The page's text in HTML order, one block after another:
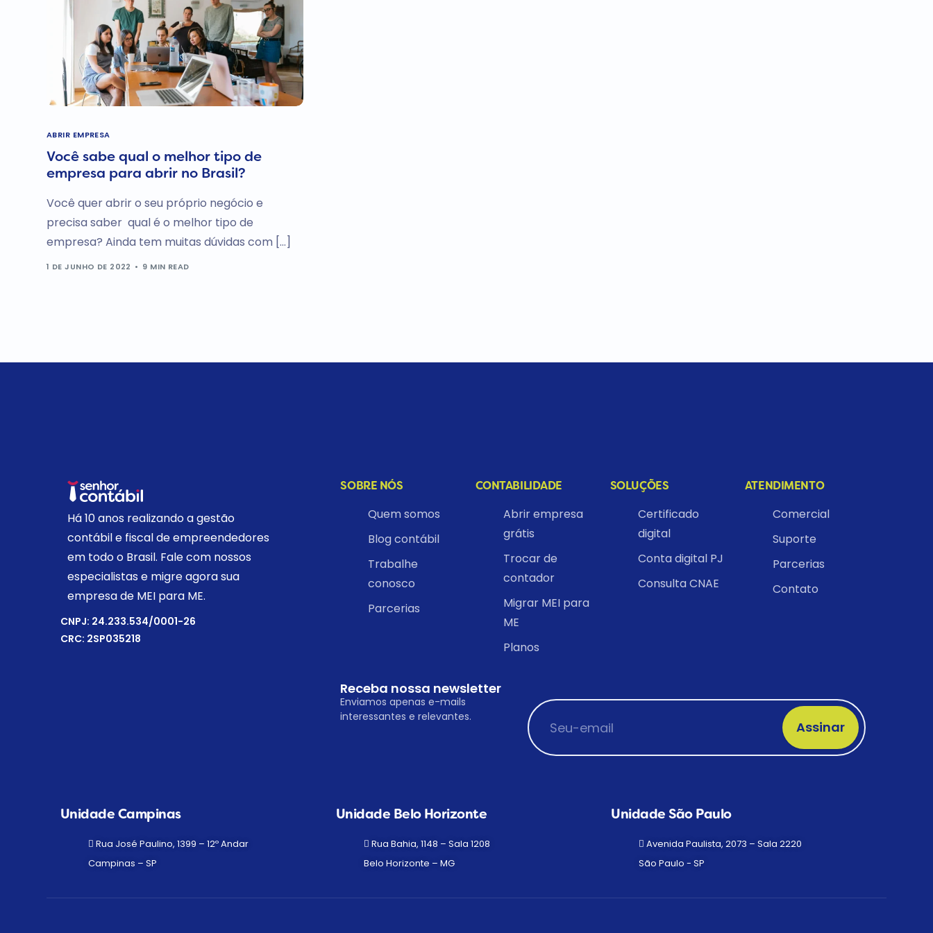
ABRIR EMPRESA
Você sabe qual o melhor tipo de
empresa para abrir no Brasil?
Você quer abrir o seu próprio negócio e
precisa saber qual é o melhor tipo de
empresa? Ainda tem muitas dúvidas com […]
1 DE JUNHO DE 2022 9 MIN READ
Há 10 anos realizando a gestão
contábil e fiscal de empreendedores
em todo o Brasil. Fale com nossos
especialistas e migre agora sua
empresa de MEI para ME.
CNPJ: 24.233.534/0001-26
CRC: 2SP035218
SOBRE NÓS
Quem somos
Blog contábil
Trabalhe
conosco
Parcerias
CONTABILIDADE
Abrir empresa
grátis
Trocar de
contador
Migrar MEI para
ME
Planos
SOLUÇÕES
Certificado
digital
Conta digital PJ
Consulta CNAE
ATENDIMENTO
Comercial
Suporte
Parcerias
Contato
Receba nossa newsletter
Enviamos apenas e-mails
interessantes e relevantes.
Assinar
Unidade Campinas
Rua José Paulino, 1399 – 12º Andar
Campinas – SP
Unidade Belo Horizonte
Rua Bahia, 1148 – Sala 1208
Belo Horizonte – MG
Unidade São Paulo
Avenida Paulista, 2073 – Sala 2220
São Paulo - SP